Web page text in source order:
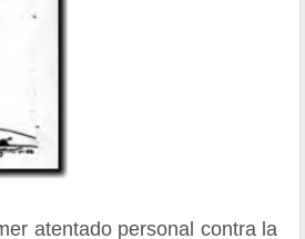
atentado personal contra la